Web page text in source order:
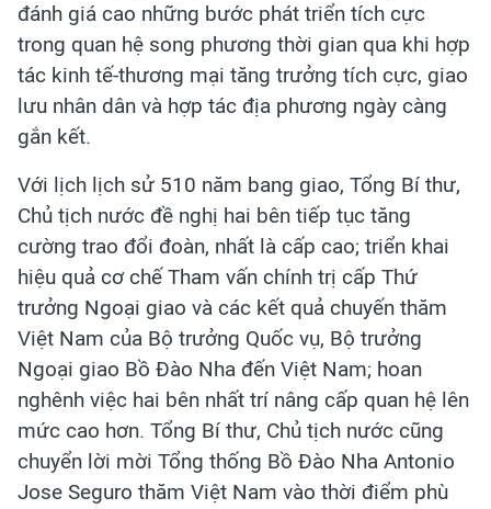
đánh giá cao những bước phát triển tích cực
trong quan hệ song phương thời gian qua khi hợp
tác kinh tế-thương mại tăng trưởng tích cực, giao
lưu nhân dân và hợp tác địa phương ngày càng
gắn kết.
Với lịch lịch sử 510 năm bang giao, Tổng Bí thư,
Chủ tịch nước đề nghị hai bên tiếp tục tăng
cường trao đổi đoàn, nhất là cấp cao; triển khai
hiệu quả cơ chế Tham vấn chính trị cấp Thứ
trưởng Ngoại giao và các kết quả chuyến thăm
Việt Nam của Bộ trưởng Quốc vụ, Bộ trưởng
Ngoại giao Bồ Đào Nha đến Việt Nam; hoan
nghênh việc hai bên nhất trí nâng cấp quan hệ lên
mức cao hơn. Tổng Bí thư, Chủ tịch nước cũng
chuyển lời mời Tổng thống Bồ Đào Nha Antonio
Jose Seguro thăm Việt Nam vào thời điểm phù